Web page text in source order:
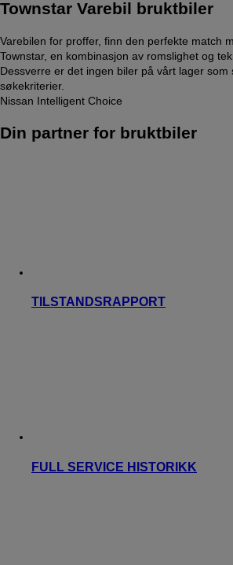
Townstar Varebil bruktbiler
Varebilen for proffer, finn den perfekte match
Townstar, en kombinasjon av romslighet og
Dessverre er det ingen biler på vårt lager som
søkekriterier.
Nissan Intelligent Choice
Din partner for bruktbiler
TILSTANDSRAPPORT
FULL SERVICE HISTORIKK